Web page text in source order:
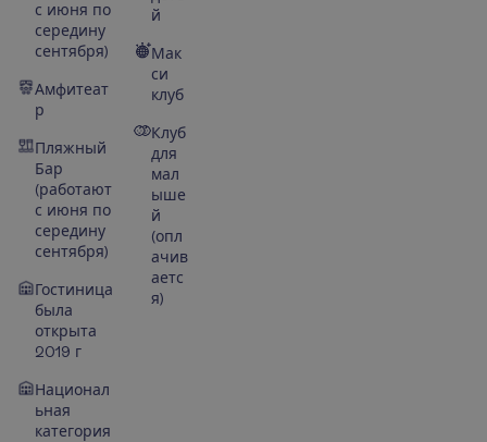
с июня по
середину
сентября)
Амфитеат
р
Пляжный
Бар
(работают
с июня по
середину
сентября)
Гостиница
была
открыта
2019 г
Национал
ьная
категория
й
Мак
си
клуб
Клуб
для
мал
ыше
й
(опл
ачив
аетс
я)